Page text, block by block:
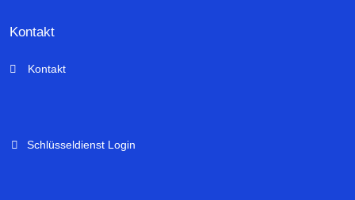
Kontakt
Kontakt
Schlüsseldienst Login